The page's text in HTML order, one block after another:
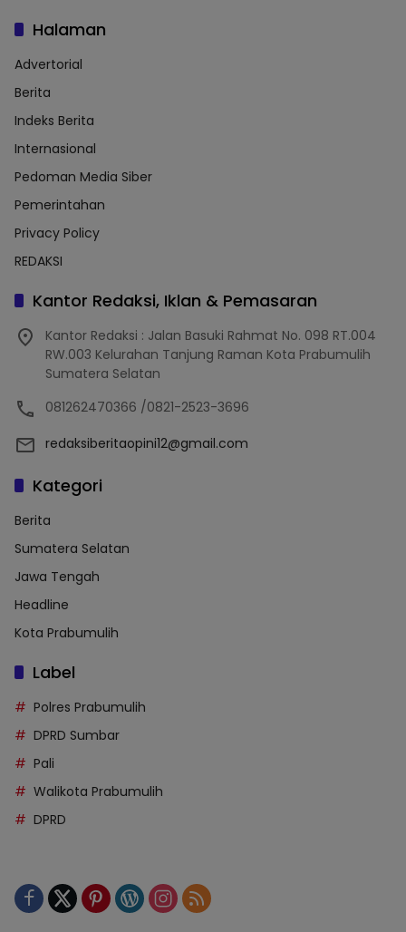
Halaman
Advertorial
Berita
Indeks Berita
Internasional
Pedoman Media Siber
Pemerintahan
Privacy Policy
REDAKSI
Kantor Redaksi, Iklan & Pemasaran
Kantor Redaksi : Jalan Basuki Rahmat No. 098 RT.004
RW.003 Kelurahan Tanjung Raman Kota Prabumulih
Sumatera Selatan
081262470366 /0821-2523-3696
redaksiberitaopini12@gmail.com
Kategori
Berita
Sumatera Selatan
Jawa Tengah
Headline
Kota Prabumulih
Label
Polres Prabumulih
DPRD Sumbar
Pali
Walikota Prabumulih
DPRD